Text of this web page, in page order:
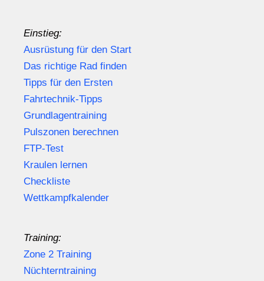
Einstieg:
Ausrüstung für den Start
Das richtige Rad finden
Tipps für den Ersten
Fahrtechnik-Tipps
Grundlagentraining
Pulszonen berechnen
FTP-Test
Kraulen lernen
Checkliste
Wettkampfkalender
Training:
Zone 2 Training
Nüchterntraining